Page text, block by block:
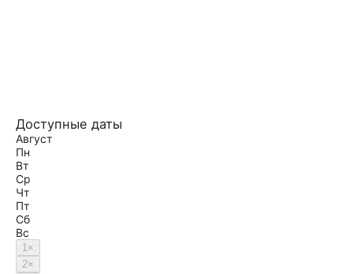
Доступные даты
Август
Пн
Вт
Ср
Чт
Пт
Сб
Вс
1×
2×